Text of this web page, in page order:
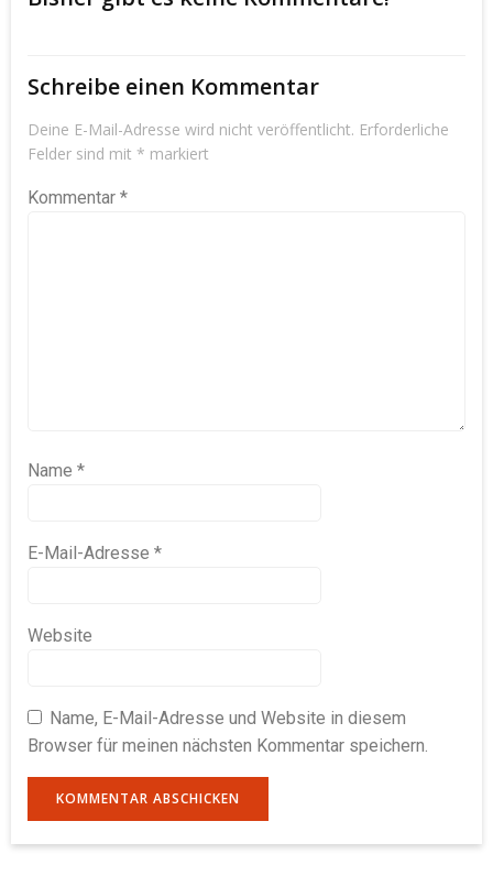
Schreibe einen Kommentar
Deine E-Mail-Adresse wird nicht veröffentlicht. Erforderliche
Felder sind mit * markiert
Kommentar *
Name *
E-Mail-Adresse *
Website
Name, E-Mail-Adresse und Website in diesem
Browser für meinen nächsten Kommentar speichern.